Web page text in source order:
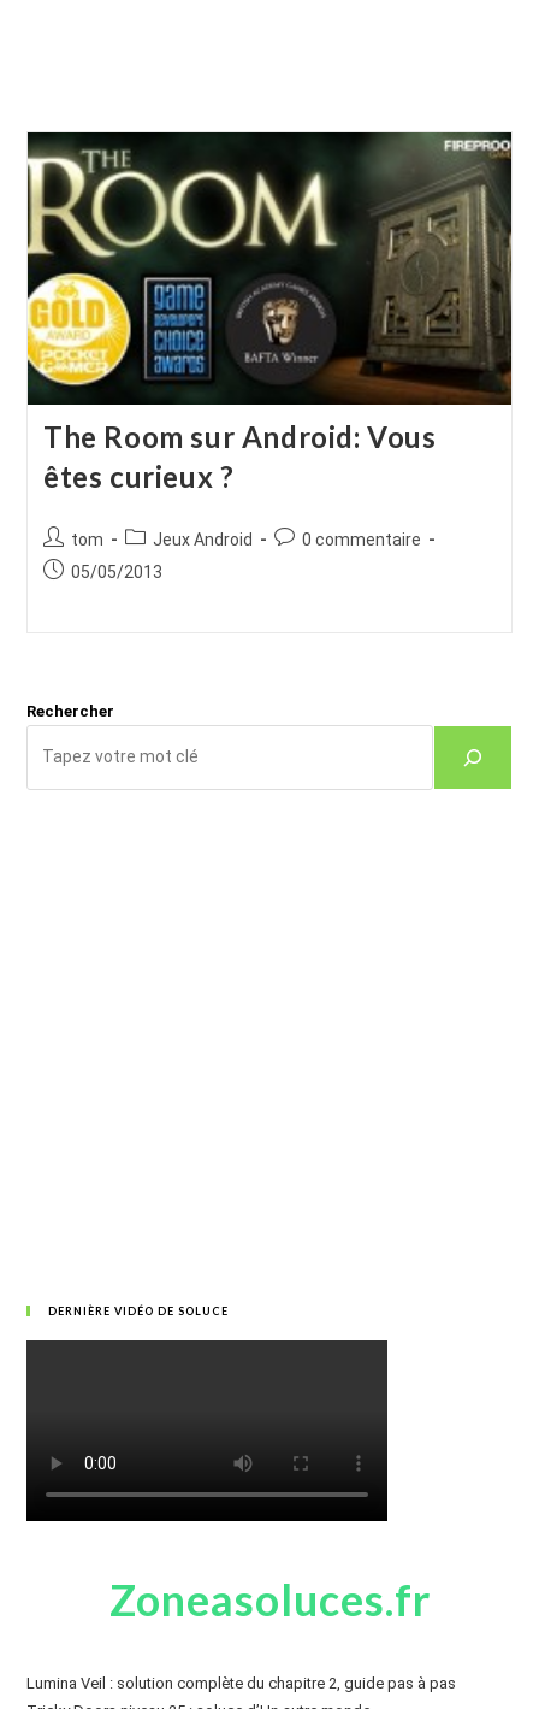
The Room sur Android: Vous
êtes curieux ?
Auteur/autrice
de
tom
Post
category:
Jeux Android
Commentaires
0 commentaire
Publication
05/05/2013
Rechercher
DERNIÈRE VIDÉO DE SOLUCE
Zoneasoluces.fr
Lumina Veil : solution complète du chapitre 2, guide pas à pas